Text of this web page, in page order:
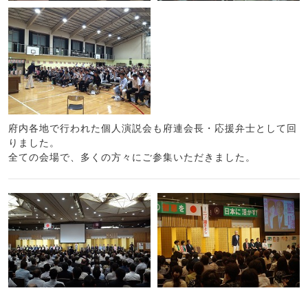
府内各地で行われた個人演説会も府連会長・応援弁士として回
りました。
全ての会場で、多くの方々にご参集いただきました。